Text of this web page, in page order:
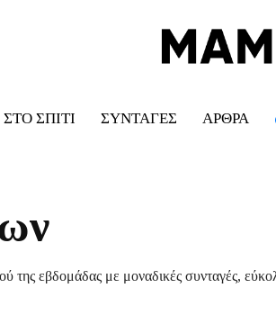
ΣΠΊΤΙ ΣΥΝΤΑΓΈΣ ΆΡΘΡΑ
της εβδομάδας με μοναδικές συνταγές,